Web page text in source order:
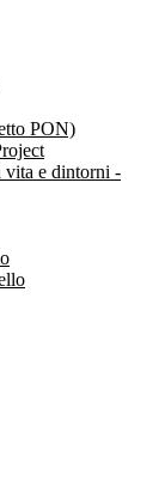
PON)
vita e dintorni -